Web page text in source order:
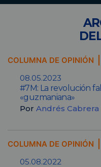
COLUMNA DE OPINIÓN
08.05.2023
#7M: La revolución
«guzmaniana»
Por Andrés Cabrera
COLUMNA DE OPINIÓN
05.08.2022